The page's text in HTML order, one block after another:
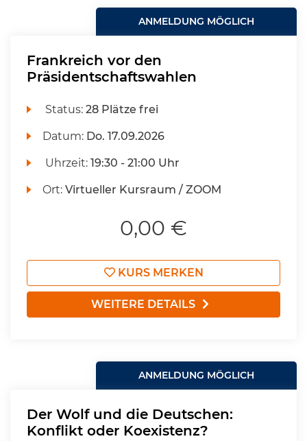
ANMELDUNG MÖGLICH
Frankreich vor den
Präsidentschaftswahlen
Status:28 Plätze frei
Datum: Do. 17.09.2026
Uhrzeit:19:30 - 21:00 Uhr
Ort:Virtueller Kursraum / ZOOM
0,00 €
KURS MERKEN
WEITERE DETAILS
ANMELDUNG MÖGLICH
Der Wolf und die Deutschen:
Konflikt oder Koexistenz?